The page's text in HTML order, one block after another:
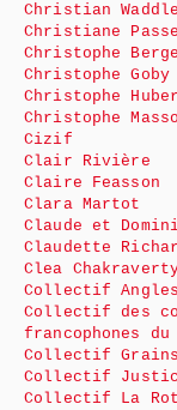
Christian Waddle
Christiane
Christophe
Christophe Goby
Christophe
Christophe
Cizif
Clair Rivière
Claire Feasson
Clara Martot
Claude et
Claudette
Clea
Collectif
Collectif des
francophones du
Collectif
Collectif
Collectif La